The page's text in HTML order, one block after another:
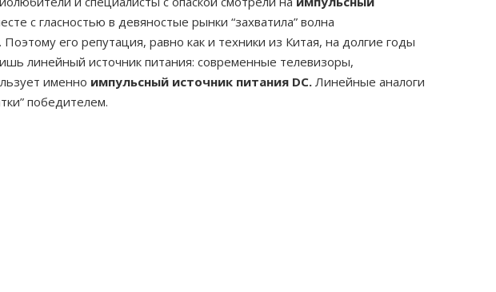
с гласностью в девяностые рынки “захватила” волна
его репутация, равно как и техники из Китая, на долгие годы
линейный источник питания: современные телевизоры,
именно импульсный источник питания DC. Линейные аналоги
победителем.